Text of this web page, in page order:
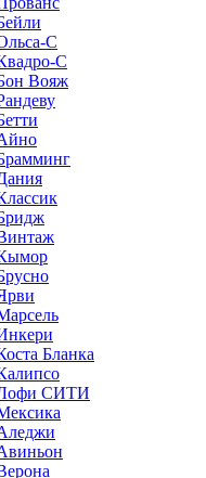
С
С
Вояж
Бланка
СИТИ